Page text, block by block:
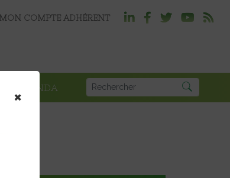
MON COMPTE ADHÉRENT
AGENDA
×